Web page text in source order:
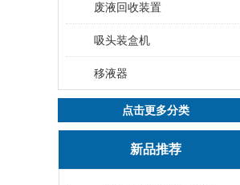
废液回收装置
吸头装盒机
移液器
点击更多分类
新品推荐